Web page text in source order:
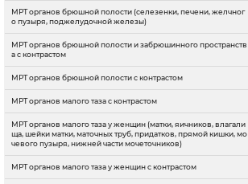
МРТ органов брюшной полости (селезенки, печени, желчног
о пузыря, поджелудочной железы)
МРТ органов брюшной полости и забрюшинного пространств
а с контрастом
МРТ органов брюшной полости с контрастом
МРТ органов малого таза с контрастом
МРТ органов малого таза у женщин (матки, яичников, влагали
ща, шейки матки, маточных труб, придатков, прямой кишки, мо
чевого пузыря, нижней части мочеточников)
МРТ органов малого таза у женщин с контрастом